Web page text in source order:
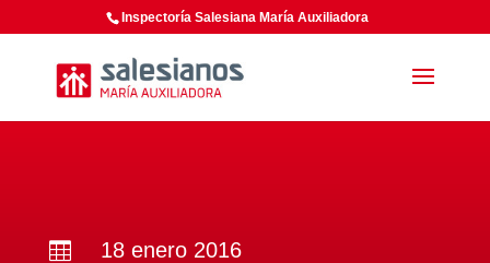
Inspectoría Salesiana María Auxiliadora
 18 enero 2016